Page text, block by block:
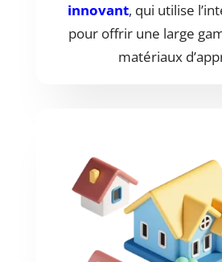
innovant, qui utilise
pour offrir une large
matériaux